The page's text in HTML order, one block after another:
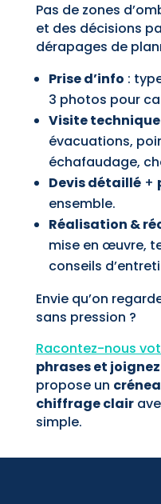
Pas de zones
et des décisions
dérapages de
Prise d’info :
3 photos pour
Visite technique
évacuations,
échafaudage,
Devis détaillé+
ensemble.
Réalisation &
mise en œuvre,
conseils
Envie qu’on
sans pression ?
Racontez-nous
phrases et
propose un
chiffrage clair
simple.